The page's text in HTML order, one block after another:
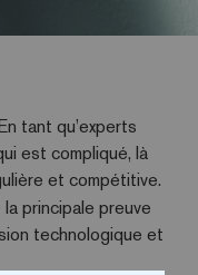
tant qu’experts
est compliqué, là
et compétitive.
principale preuve
technologique et